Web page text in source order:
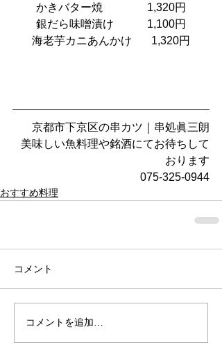
かきバター焼　            1,320円
銀だら味噌漬け            1,100円
海老芋カニあんかけ　   1,320円
京都市下京区の串カツ｜串処眞三朗
美味しい魚料理や銘酒にてお待ちして
おります
075-325-0944
おすすめ料理
コメント
コメントを追加…